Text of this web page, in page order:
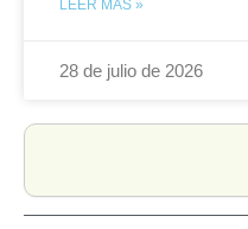
LEER MÁS »
28 de julio de 2026
Search